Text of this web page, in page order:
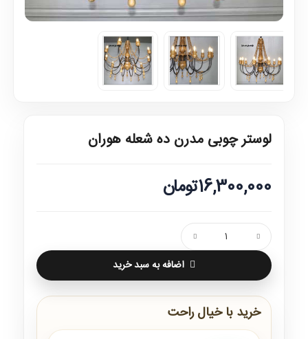
لوستر چوبی مدرن ده شعله هوران
16,300,000تومان
اضافه به سبد خرید
خرید با خیال راحت